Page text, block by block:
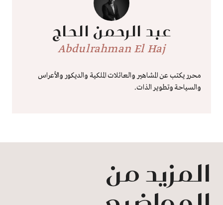
عبد الرحمن الحاج
Abdulrahman El Haj
محرر يكتب عن المشاهير والعائلات الملكية والديكور والأعراس
والسياحة وتطوير الذات.
المزيد من